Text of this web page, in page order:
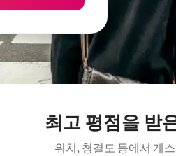
최고 평점을 받
위치, 청결도 등에서 게